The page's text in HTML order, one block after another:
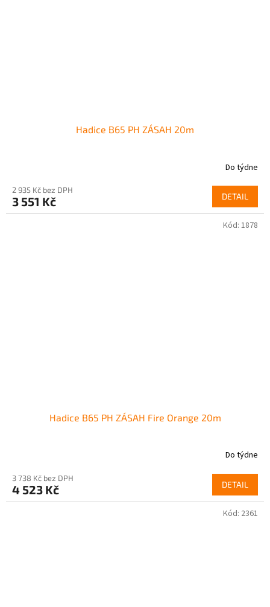
Hadice B65 PH ZÁSAH 20m
Do týdne
2 935 Kč bez DPH
3 551 Kč DETAIL
Hadice B65 PH ZÁSAH Fire Orange 20m
Do týdne
3 738 Kč bez DPH
4 523 Kč DETAIL
Kód: 1878
Kód: 2361